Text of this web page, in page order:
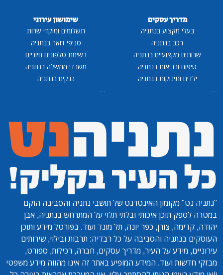
מדריך עסקים
בעלי מקצוע בנתניה
רכב בנתניה
שרותים מקצועיים בנתניה
טיפוח ובריאות בנתניה
ילדים ותינוקות בנתניה
...
שימושון עירוני
תשלומים ומוקדי שרות
סניפי דואר בנתניה
רשימת טלפונים חיוניים
משרדי ממשלה בנתניה
בנקים בנתניה
...
"נתניה נט" מקומון האינטרנט של תושבי נתניה והסביבה הוקם
במטרה לספק תוכן איכותי ובלתי תלוי על המתרחש בנתניה, אבן
יהודה, קדימה, צורן, כפר יונה, תל מונד ועוד. בפורטל מידע ותוכן
העוסקים בנתניה והסביבה על כל רבדיה: תרבות ובילוי, שירותים
עירוניים, מידע על העיר, מדריך עסקים, חברה, רכילות, ספורט,
מבזקי חדשות ועוד. המידע המופיע באתר זה אינו מהווה מידע משפטי